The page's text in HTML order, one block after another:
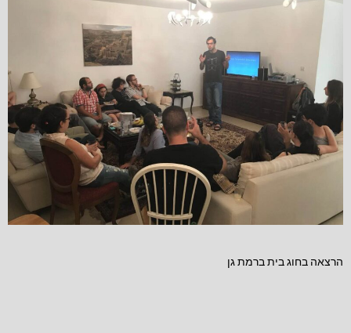
הרצאה בחוג בית ברמת גן